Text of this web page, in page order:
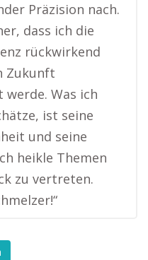
Präzision nach.
dass ich die
rückwirkend
Zukunft
Was ich
ist seine
und seine
heikle Themen
zu vertreten.